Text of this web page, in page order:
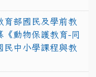
育部國民及學前教
《動物保護教育-同
民中小學課程與教